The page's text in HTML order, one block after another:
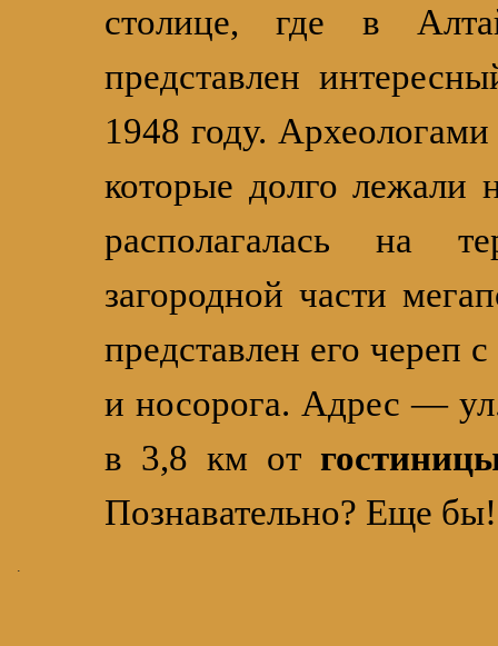
столице, где в
представлен
1948 году.
которые долго лежали
располагалась на
загородной части
представлен его череп
и носорога. Адрес —
в 3,8 км от
Познавательно? Еще бы!
.